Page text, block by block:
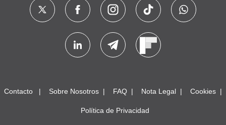
Contacto Sobre Nosotros FAQ Nota Legal Cookies
Política de Privacidad